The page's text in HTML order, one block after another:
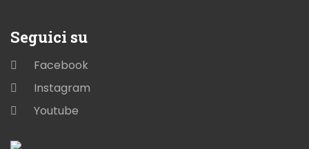
Seguici su
Facebook
Instagram
Youtube